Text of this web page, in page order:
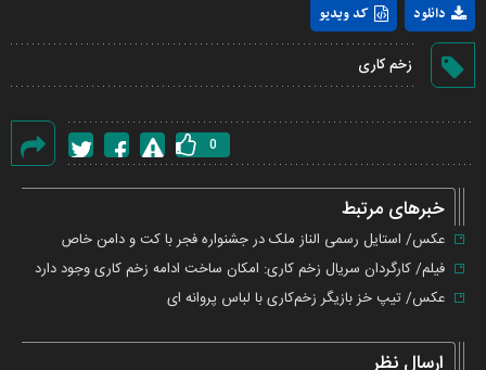
کد ویدیو دانلود
زخم کاری
گزارش
0
خبرهای مرتبط
عکس/ استایل رسمی الناز ملک در جشنواره فجر با کت و دامن خاص
فیلم/ کارگردان سریال زخم کاری: امکان ساخت ادامه زخم کاری وجود دارد
عکس/ تیپ خز بازیگر زخم‌کاری با لباس پروانه ای
ارسال نظر